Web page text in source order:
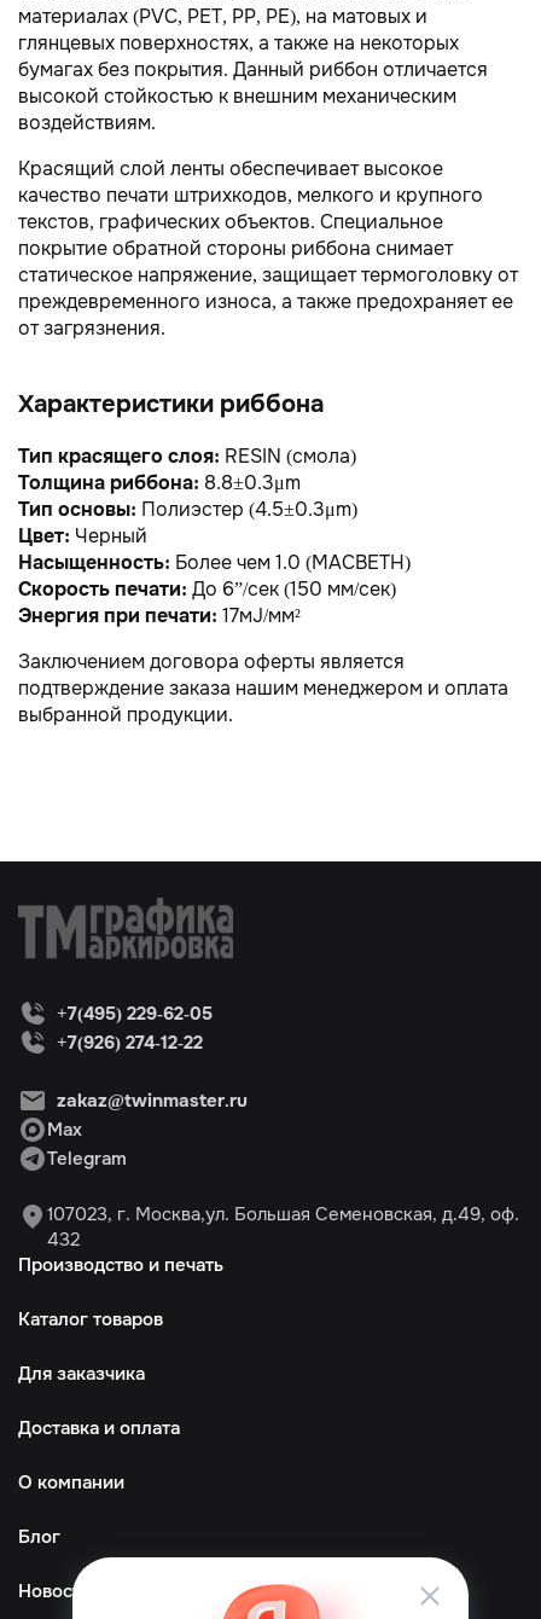
материалах (PVC, PET, PP, PE), на матовых и
глянцевых поверхностях, а также на некоторых
бумагах без покрытия. Данный риббон отличается
высокой стойкостью к внешним механическим
воздействиям.
Красящий слой ленты обеспечивает высокое
качество печати штрихкодов, мелкого и крупного
текстов, графических объектов. Специальное
покрытие обратной стороны риббона снимает
статическое напряжение, защищает термоголовку от
преждевременного износа, а также предохраняет ее
от загрязнения.
Характеристики риббона
Тип красящего слоя: RESIN (смола)
Толщина риббона: 8.8±0.3μm
Тип основы: Полиэстер (4.5±0.3μm)
Цвет: Черный
Насыщенность: Более чем 1.0 (MACBETH)
Скорость печати: До 6”/сек (150 мм/сек)
Энергия при печати: 17мJ/мм²
Заключением договора оферты является
подтверждение заказа нашим менеджером и оплата
выбранной продукции.
+7(495) 229-62-05
+7(926) 274-12-22
zakaz@twinmaster.ru
Max
Telegram
107023, г. Москва,ул. Большая Семеновская, д.49, оф.
432
Производство и печать
Каталог товаров
Для заказчика
Доставка и оплата
О компании
Блог
Новости